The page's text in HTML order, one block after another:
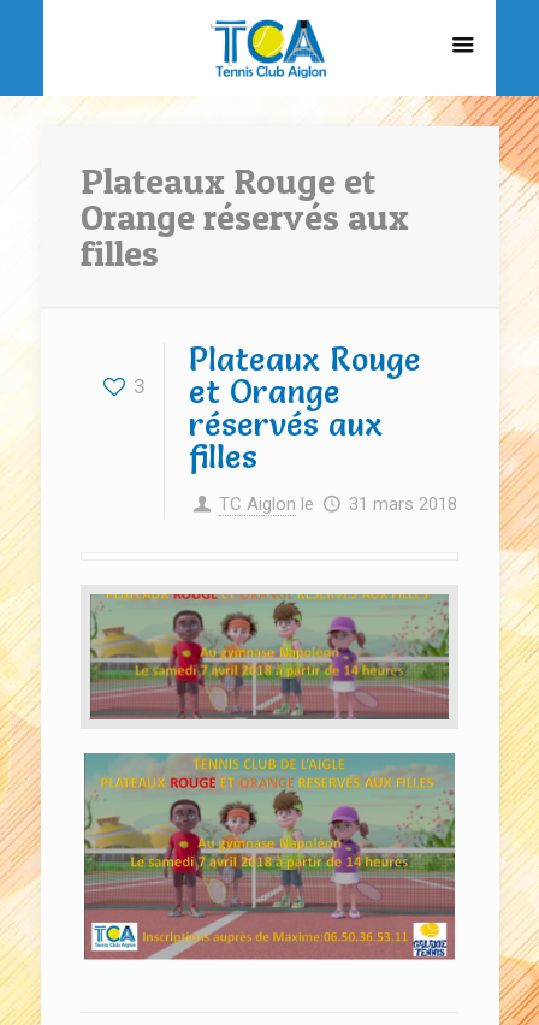
Plateaux Rouge et
Orange réservés aux
filles
3
Plateaux Rouge
et Orange
réservés aux
filles
TC Aiglon le 31 mars 2018